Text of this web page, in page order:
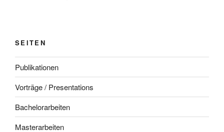
SEITEN
Publikationen
Vorträge / Presentations
Bachelorarbeiten
Masterarbeiten